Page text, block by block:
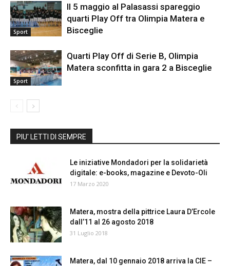
Sport
Il 5 maggio al Palasassi spareggio
quarti Play Off tra Olimpia Matera e
Bisceglie
Sport
Quarti Play Off di Serie B, Olimpia
Matera sconfitta in gara 2 a Bisceglie
PIU' LETTI DI SEMPRE
Le iniziative Mondadori per la solidarietà
digitale: e-books, magazine e Devoto-Oli
17 Marzo 2020
Matera, mostra della pittrice Laura D’Ercole
dall’11 al 26 agosto 2018
31 Luglio 2018
Matera, dal 10 gennaio 2018 arriva la CIE –